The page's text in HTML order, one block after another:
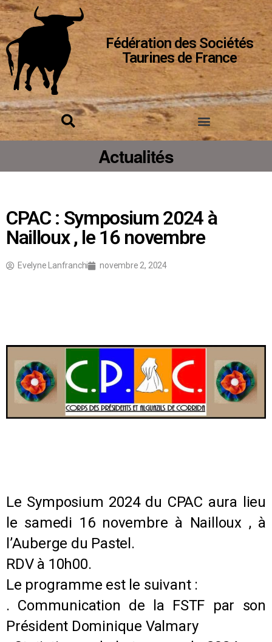
Fédération des Sociétés
Taurines de France
Actualités
CPAC : Symposium 2024 à
Nailloux , le 16 novembre
Evelyne Lanfranchi novembre 2, 2024
Le Symposium 2024 du CPAC aura lieu
le samedi 16 novembre à Nailloux , à
l’Auberge du Pastel.
RDV à 10h00.
Le programme est le suivant :
. Communication de la FSTF par son
Président Dominique Valmary